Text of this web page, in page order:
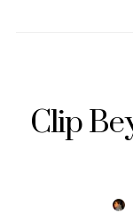
Clip